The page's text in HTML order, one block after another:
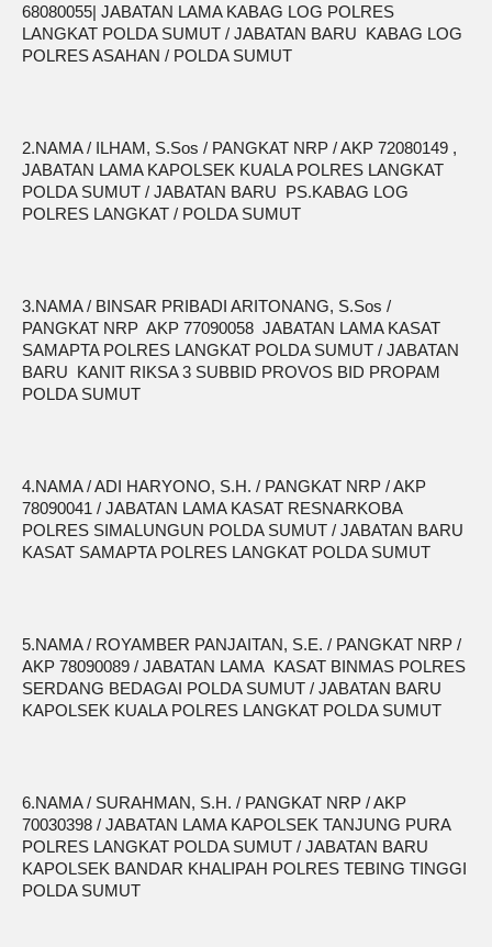
68080055| JABATAN LAMA KABAG LOG POLRES
LANGKAT POLDA SUMUT / JABATAN BARU KABAG LOG
POLRES ASAHAN / POLDA SUMUT
2.NAMA / ILHAM, S.Sos / PANGKAT NRP / AKP 72080149 ,
JABATAN LAMA KAPOLSEK KUALA POLRES LANGKAT
POLDA SUMUT / JABATAN BARU PS.KABAG LOG
POLRES LANGKAT / POLDA SUMUT
3.NAMA / BINSAR PRIBADI ARITONANG, S.Sos /
PANGKAT NRP AKP 77090058 JABATAN LAMA KASAT
SAMAPTA POLRES LANGKAT POLDA SUMUT / JABATAN
BARU KANIT RIKSA 3 SUBBID PROVOS BID PROPAM
POLDA SUMUT
4.NAMA / ADI HARYONO, S.H. / PANGKAT NRP / AKP
78090041 / JABATAN LAMA KASAT RESNARKOBA
POLRES SIMALUNGUN POLDA SUMUT / JABATAN BARU
KASAT SAMAPTA POLRES LANGKAT POLDA SUMUT
5.NAMA / ROYAMBER PANJAITAN, S.E. / PANGKAT NRP /
AKP 78090089 / JABATAN LAMA KASAT BINMAS POLRES
SERDANG BEDAGAI POLDA SUMUT / JABATAN BARU
KAPOLSEK KUALA POLRES LANGKAT POLDA SUMUT
6.NAMA / SURAHMAN, S.H. / PANGKAT NRP / AKP
70030398 / JABATAN LAMA KAPOLSEK TANJUNG PURA
POLRES LANGKAT POLDA SUMUT / JABATAN BARU
KAPOLSEK BANDAR KHALIPAH POLRES TEBING TINGGI
POLDA SUMUT